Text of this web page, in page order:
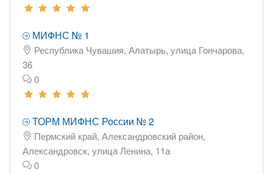
МИФНС № 1
Республика Чувашия, Алатырь, улица Гончарова,
36
0
ТОРМ МИФНС России № 2
Пермский край, Александровский район,
Александровск, улица Ленина, 11а
0